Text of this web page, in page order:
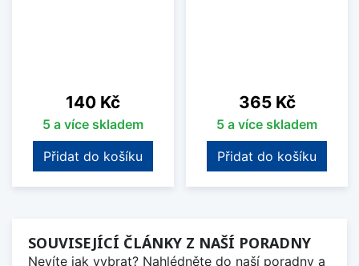
Cena
140 Kč
5 a více skladem
Přidat do košíku
Cena
365 Kč
5 a více skladem
Přidat do košíku
SOUVISEJÍCÍ ČLÁNKY Z NAŠÍ PORADNY
Nevíte jak vybrat? Nahlédněte do naší poradny a